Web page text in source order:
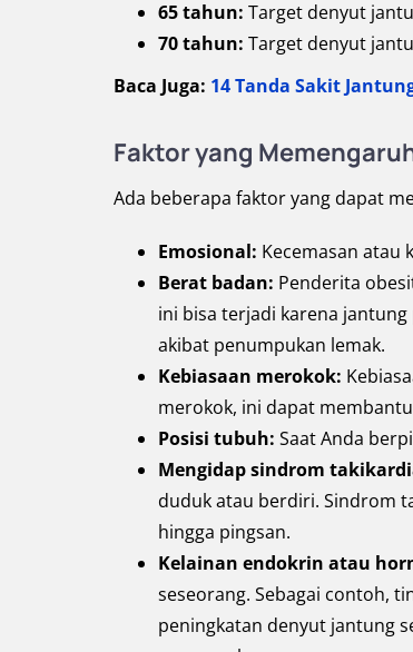
65 tahun: Target denyut
70 tahun: Target denyut
Baca Juga: 14 Tanda Sakit
Faktor yang
Ada beberapa faktor yang dapat
Emosional: Kecemasan atau
Berat badan: Penderita
ini bisa terjadi karena
akibat penumpukan lemak.
Kebiasaan merokok:
merokok, ini dapat
Posisi tubuh: Saat Anda
Mengidap sindrom
duduk atau berdiri. Sindrom
hingga pingsan.
Kelainan endokrin atau
seseorang. Sebagai contoh,
peningkatan denyut jantung